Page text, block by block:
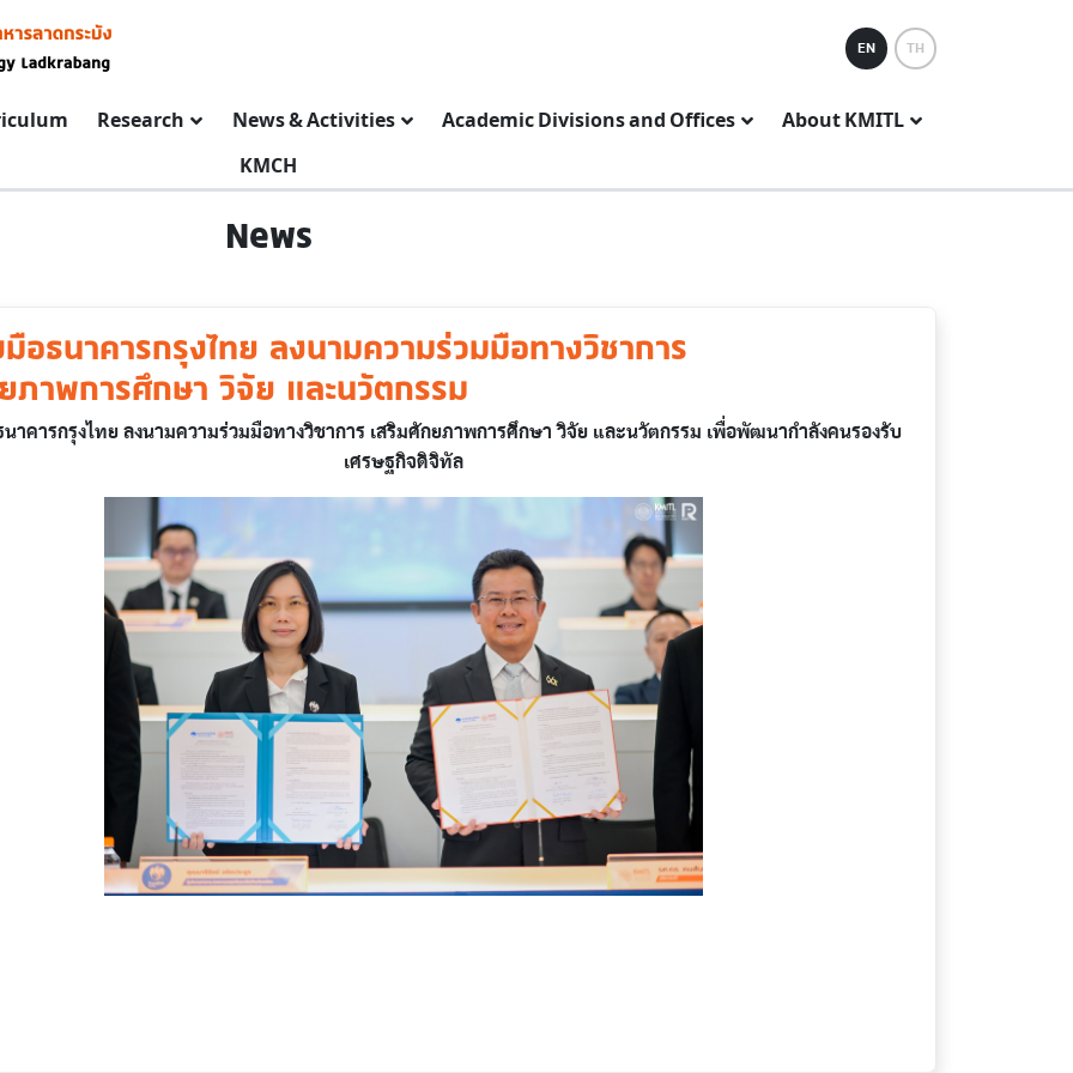
EN TH
Research News & Activities Academic Divisions and Offices
About KMITL
KMCH
News
อธนาคารกรุงไทย ลงนามความร่วมมือทางวิชาการ
ภาพการศึกษา วิจัย และนวัตกรรม
าคารกรุงไทย ลงนามความร่วมมือทางวิชาการ เสริมศักยภาพการศึกษา วิจัย และนวัตกรรม เพื่อพัฒนากำลังคนรองรับ
เศรษฐกิจดิจิทัล